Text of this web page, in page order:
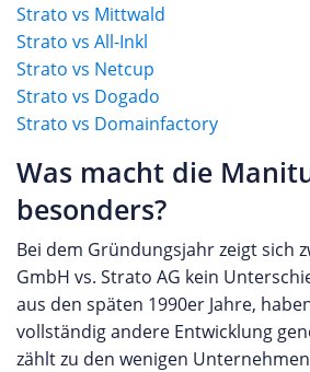
Strato vs Mittwald
Strato vs All-Inkl
Strato vs Netcup
Strato vs Dogado
Strato vs Domainfactory
Was macht die
besonders?
Bei dem Gründungsjahr zeigt sich
GmbH vs. Strato AG kein
aus den späten 1990er Jahre,
vollständig andere Entwicklung
zählt zu den wenigen